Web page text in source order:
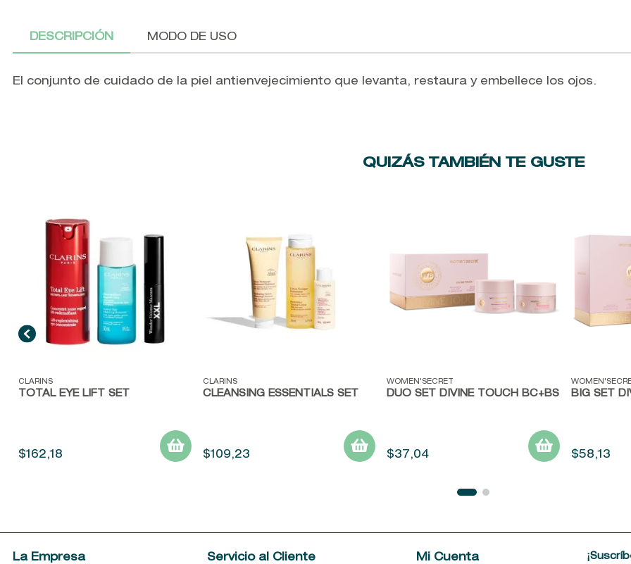
DESCRIPCIÓN MODO DE USO
El conjunto de cuidado de la piel antienvejecimiento que levanta, restaura y embellece los ojos.
QUIZÁS TAMBIÉN TE GUSTE
Vista rápida
CLARINS
TOTAL EYE LIFT SET
$162,18
Vista rápida
CLARINS
CLEANSING ESSENTIALS SET
$109,23
Vista rápida
WOMEN'SECRET
DUO SET DIVINE TOUCH BC+BS
$37,04
Vista
BIG SET
$58,13
La Empresa Servicio al Cliente Mi Cuenta